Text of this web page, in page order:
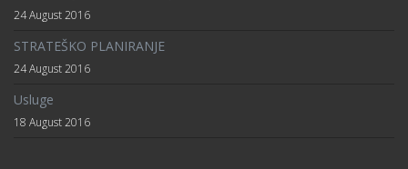
senka@arr-sintagma.hr
vanja@arr-sintagma.hr
Radno vrijeme : 08:00 – 16:00